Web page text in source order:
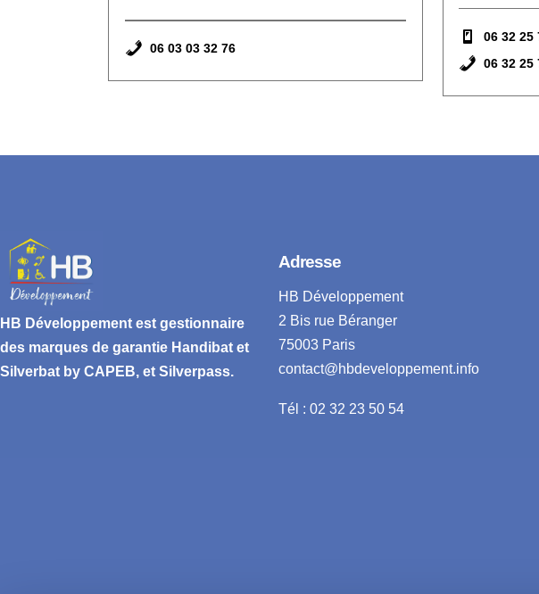
06 03 03 32 76
06 32 25
06 32 25
HB Développement est gestionnaire
des marques de garantie Handibat et
Silverbat by CAPEB, et Silverpass.
Adresse
HB Développement
2 Bis rue Béranger
75003 Paris
contact@hbdeveloppement.info
Tél : 02 32 23 50 54